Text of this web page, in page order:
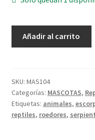
Temminckii
-
juvenil
cantidad
Añadir al carrito
SKU: MAS104
Categorías: MASCOTAS,
Etiquetas: animales,
reptiles, roedores,